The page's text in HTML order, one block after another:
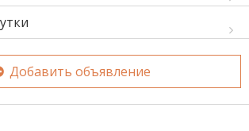
Добавить объявление